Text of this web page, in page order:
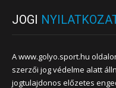
JOGI
A www.golyo.sport.hu
szerzői jog védelme alatt
jogtulajdonos előzetes